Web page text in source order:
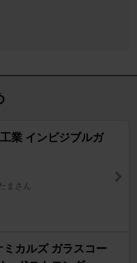
業 インビジブルガ
まさん
ミカルズ ガラスコー